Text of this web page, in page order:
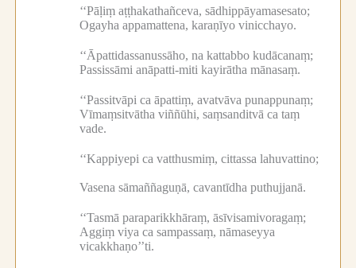
‘‘Pāḷiṃ aṭṭhakathañceva, sādhippāyamasesato;
Ogayha appamattena, karaṇīyo vinicchayo.
‘‘Āpattidassanussāho, na kattabbo kudācanaṃ;
Passissāmi anāpatti-miti kayirātha mānasaṃ.
‘‘Passitvāpi ca āpattiṃ, avatvāva punappunaṃ;
Vīmaṃsitvātha viññūhi, saṃsanditvā ca taṃ
vade.
‘‘Kappiyepi ca vatthusmiṃ, cittassa lahuvattino;
Vasena sāmaññaguṇā, cavantīdha puthujjanā.
‘‘Tasmā paraparikkhāraṃ, āsīvisamivoragaṃ;
Aggiṃ viya ca sampassaṃ, nāmaseyya
vicakkhaṇo’’ti.